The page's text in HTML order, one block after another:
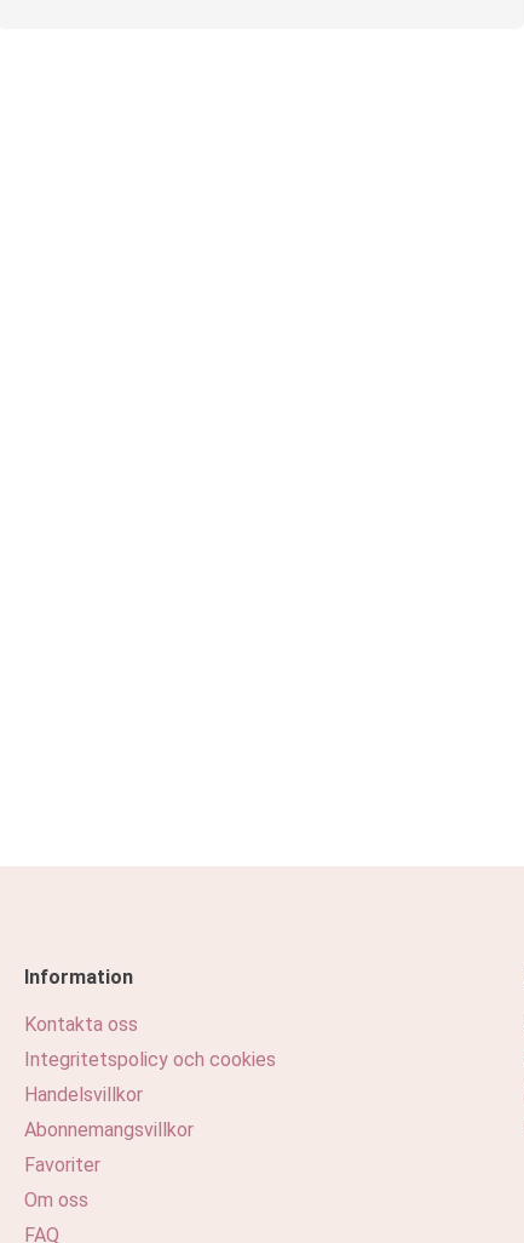
Information
Kontakta oss
Integritetspolicy och cookies
Handelsvillkor
Abonnemangsvillkor
Favoriter
Om oss
FAQ